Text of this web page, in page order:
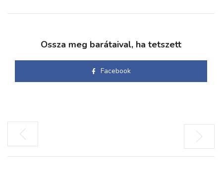
Ossza meg barátaival, ha tetszett
Facebook